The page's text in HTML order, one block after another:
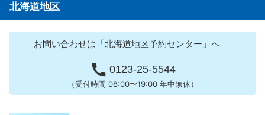
北海道地区
お問い合わせは「北海道地区予約センター」へ
 0123-25-5544
（受付時間 08:00〜19:00 年中無休）